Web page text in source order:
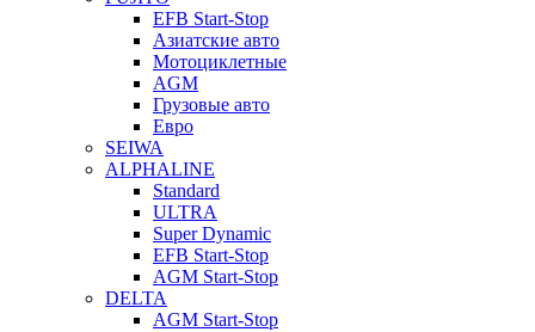
EFB Start-Stop
Азиатские авто
Мотоциклетные
AGM
Грузовые авто
Евро
SEIWA
ALPHALINE
Standard
ULTRA
Super Dynamic
EFB Start-Stop
AGM Start-Stop
DELTA
AGM Start-Stop